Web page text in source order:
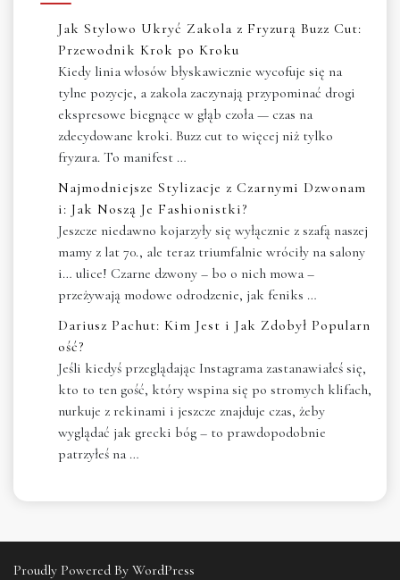
Jak Stylowo Ukryć Zakola z Fryzurą Buzz Cut:
Przewodnik Krok po Kroku
Kiedy linia włosów błyskawicznie wycofuje się na
tylne pozycje, a zakola zaczynają przypominać drogi
ekspresowe biegnące w głąb czoła — czas na
zdecydowane kroki. Buzz cut to więcej niż tylko
fryzura. To manifest …
Najmodniejsze Stylizacje z Czarnymi Dzwonam
i: Jak Noszą Je Fashionistki?
Jeszcze niedawno kojarzyły się wyłącznie z szafą naszej
mamy z lat 70., ale teraz triumfalnie wróciły na salony
i… ulice! Czarne dzwony – bo o nich mowa –
przeżywają modowe odrodzenie, jak feniks …
Dariusz Pachut: Kim Jest i Jak Zdobył Popularn
ość?
Jeśli kiedyś przeglądając Instagrama zastanawiałeś się,
kto to ten gość, który wspina się po stromych klifach,
nurkuje z rekinami i jeszcze znajduje czas, żeby
wyglądać jak grecki bóg – to prawdopodobnie
patrzyłeś na …
Proudly Powered By WordPress